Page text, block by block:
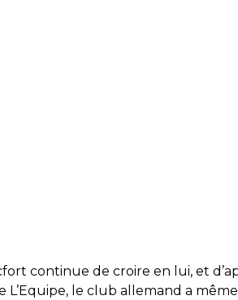
continue de croire en lui, et
L’Equipe, le club allemand a même